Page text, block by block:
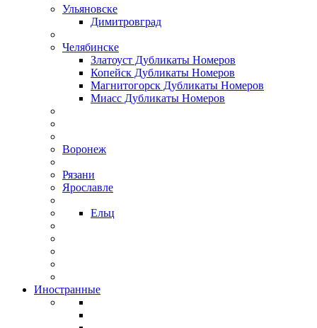
Ульяновске
Димитровград
Челябинске
Златоуст Дубликаты Номеров
Копейск Дубликаты Номеров
Магнитогорск Дубликаты Номеров
Миасс Дубликаты Номеров
Воронеж
Рязани
Ярославле
Ельц
Иностранные